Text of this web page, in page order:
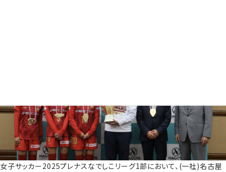
女子サッカー2025プレナスなでしこリーグ1部において、(一社)名古屋